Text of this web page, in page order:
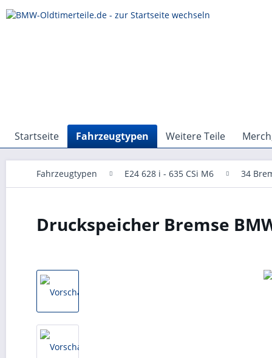
Startseite Fahrzeugtypen Weitere Teile
Fahrzeugtypen E24 628 i - 635 CSi M6 34
Druckspeicher Bremse